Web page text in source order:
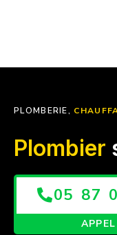
PLOMBERIE,
Plombier
05 87
APPEL